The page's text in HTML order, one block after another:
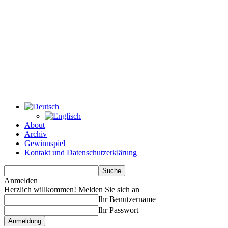
About
Archiv
Gewinnspiel
Kontakt und Datenschutzerklärung
Anmelden
Herzlich willkommen! Melden Sie sich an
Ihr Benutzername
Ihr Passwort